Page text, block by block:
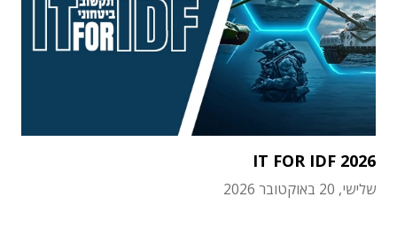
IT FOR IDF 2026
שלישי, 20 באוקטובר 2026